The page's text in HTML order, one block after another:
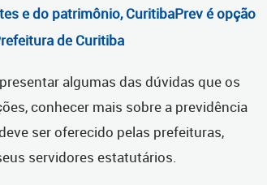
e do patrimônio, CuritibaPrev é opção
de Curitiba
algumas das dúvidas que os
conhecer mais sobre a previdência
ser oferecido pelas prefeituras,
servidores estatutários.